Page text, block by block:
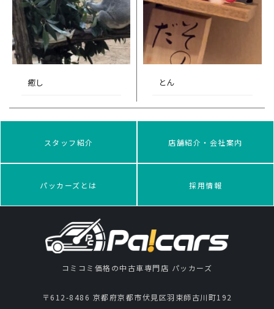
癒し とん
スタッフ紹介 店舗紹介・会社案内
パッカーズとは 採用情報
コミコミ価格の中古車専門店 パッカーズ
〒612-8486 京都府京都市伏見区羽束師古川町192